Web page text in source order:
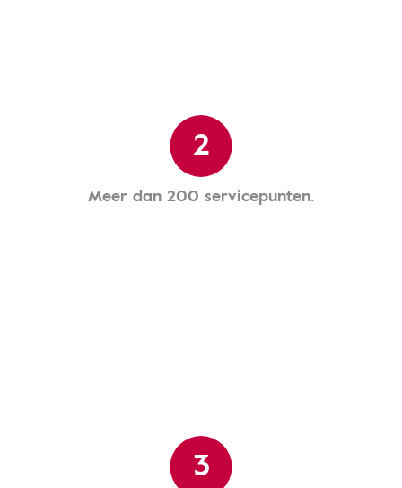
2
Meer dan 200 servicepunten.
3